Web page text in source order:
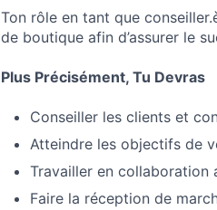
Ton rôle en tant que
de boutique afin d’assurer le
Plus Précisément, Tu Devras
Conseiller les clients et
Atteindre les objectifs de
Travailler en collaboration
Faire la réception de